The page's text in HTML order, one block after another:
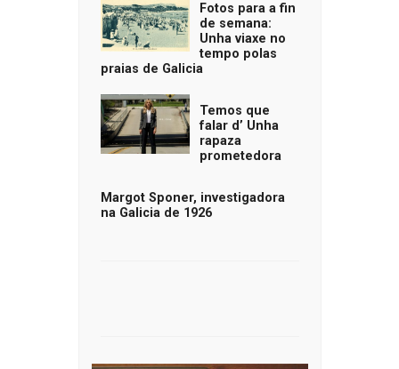
Fotos para a fin
de semana:
Unha viaxe no
tempo polas
praias de Galicia
Temos que
falar d’ Unha
rapaza
prometedora
Margot Sponer, investigadora
na Galicia de 1926